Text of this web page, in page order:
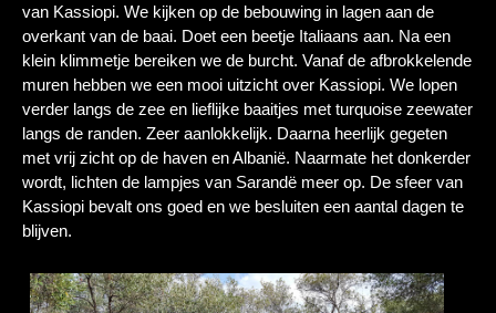
van Kassiopi. We kijken op de bebouwing in lagen aan de
overkant van de baai. Doet een beetje Italiaans aan. Na een
klein klimmetje bereiken we de burcht. Vanaf de afbrokkelende
muren hebben we een mooi uitzicht over Kassiopi. We lopen
verder langs de zee en lieflijke baaitjes met turquoise zeewater
langs de randen. Zeer aanlokkelijk. Daarna heerlijk gegeten
met vrij zicht op de haven en Albanië. Naarmate het donkerder
wordt, lichten de lampjes van Sarandë meer op. De sfeer van
Kassiopi bevalt ons goed en we besluiten een aantal dagen te
blijven.